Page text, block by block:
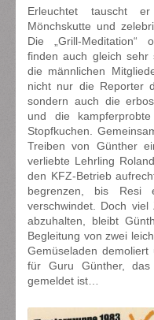
Erleuchtet tauscht
Mönchskutte und
Die „Grill-Meditation“
finden auch gleich sehr
die männlichen
nicht nur die Reporter
sondern auch die
und die
Stopfkuchen.
Treiben von Günther
verliebte Lehrling
den KFZ-Betrieb
begrenzen, bis Resi
verschwindet. Doch
abzuhalten, bleibt
Begleitung von zwei
Gemüseladen
für Guru Günther,
gemeldet ist…